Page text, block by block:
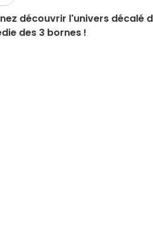
découvrir l'univers décalé
des 3 bornes !